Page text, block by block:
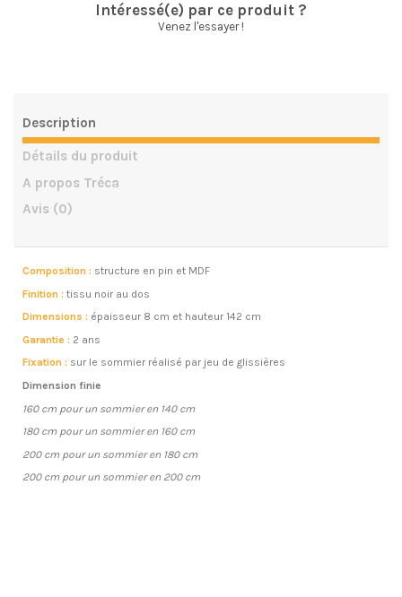
Intéressé(e) par ce produit ?
Venez l'essayer !
Description
Détails du produit
A propos Tréca
Avis (0)
Composition : structure en pin et MDF
Finition : tissu noir au dos
Dimensions : épaisseur 8 cm et hauteur 142 cm
Garantie : 2 ans
Fixation : sur le sommier réalisé par jeu de glissières
Dimension finie
160 cm pour un sommier en 140 cm
180 cm pour un sommier en 160 cm
200 cm pour un sommier en 180 cm
200 cm pour un sommier en 200 cm